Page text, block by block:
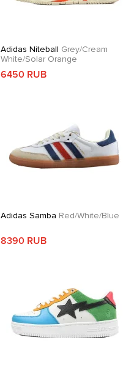
Adidas Niteball Grey/Cream
White/Solar Orange
6450 RUB
Adidas Samba Red/White/Blue
8390 RUB